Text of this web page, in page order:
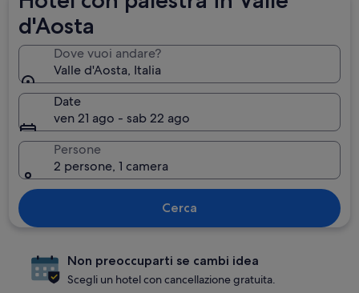
d'Aosta
Dove vuoi andare?
Valle d'Aosta, Italia
Date
ven 21 ago - sab 22 ago
Persone
2 persone, 1 camera
Cerca
Non preoccuparti se cambi idea
Scegli un hotel con cancellazione gratuita.